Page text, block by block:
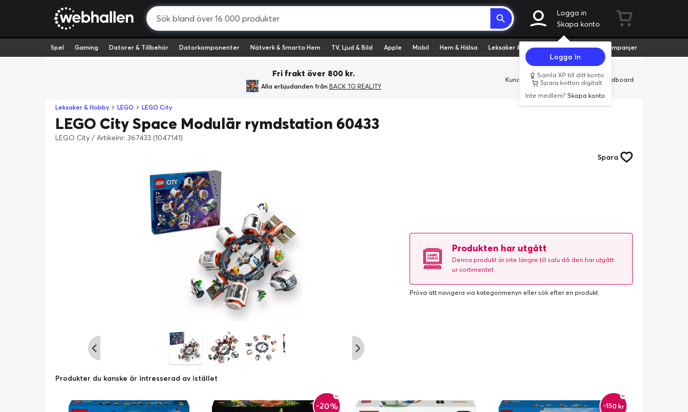
Logga in
Skapa konto
Logga in
Samla XP till ditt konto
Spara kvitton digitalt
Inte medlem?Skapa konto
Spel Gaming Datorer & Tillbehör Datorkomponenter Nätverk & Smarta Hem TV, Ljud & Bild Apple Mobil Hem & Hälsa Leksaker & Hobby Fyndvaror Kampanjer
Fri frakt över 800 kr.
Alla erbjudanden från BACK TO REALITY
Kundservice Butiker Företag Cardboard
Leksaker & Hobby LEGO LEGO City
LEGO City Space Modulär rymdstation 60433
LEGO City / Artikelnr: 367433 (1047141)
Spara
Produkten har utgått
Denna produkt är inte längre till salu då den har utgått
ur sortimentet.
Pröva att navigera via kategorimenyn eller sök efter en produkt.
Produkter du kanske är intresserad av istället
-20% -150 kr